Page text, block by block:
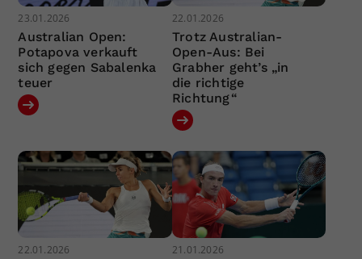
23.01.2026
Australian Open:
Potapova verkauft
sich gegen Sabalenka
teuer
22.01.2026
Trotz Australian-
Open-Aus: Bei
Grabher geht’s „in
die richtige
Richtung“
22.01.2026 21.01.2026